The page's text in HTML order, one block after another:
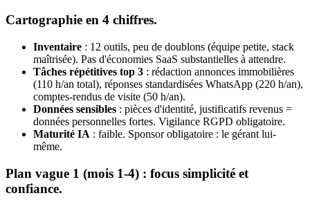
Cartographie en 4 chiffres.
Inventaire : 12 outils, peu de doublons (équipe petite, stack
maîtrisée). Pas d'économies SaaS substantielles à attendre.
Tâches répétitives top 3 : rédaction annonces immobilières
(110 h/an total), réponses standardisées WhatsApp (220 h/an),
comptes-rendus de visite (50 h/an).
Données sensibles : pièces d'identité, justificatifs revenus =
données personnelles fortes. Vigilance RGPD obligatoire.
Maturité IA : faible. Sponsor obligatoire : le gérant lui-
même.
Plan vague 1 (mois 1-4) : focus simplicité et
confiance.